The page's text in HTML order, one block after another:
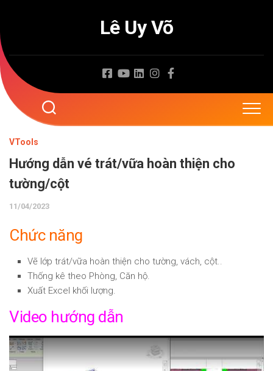
content
Lê Uy Võ
VTools
Hướng dẫn vé trát/vữa hoàn thiện cho
tường/cột
11/04/2023
Chức năng
Vẽ lớp trát/vữa hoàn thiện cho tường, vách, cột..
Thống kê theo Phòng, Căn hộ.
Xuất Excel khối lượng.
Video hướng dẫn